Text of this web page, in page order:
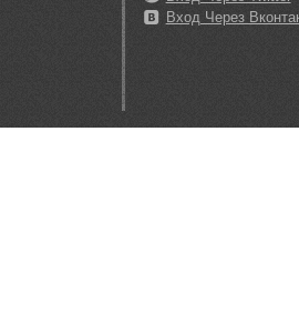
Вход Через